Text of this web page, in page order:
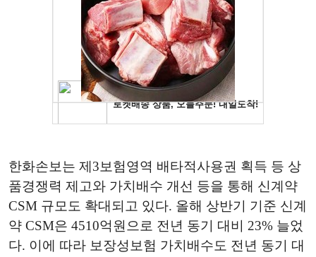
한화손보는 제3보험영역 배타적사용권 획득 등 상
품경쟁력 제고와 가치배수 개선 등을 통해 신계약
CSM 규모도 확대되고 있다. 올해 상반기 기준 신계
약 CSM은 4510억원으로 전년 동기 대비 23% 늘었
다. 이에 따라 보장성보험 가치배수도 전년 동기 대